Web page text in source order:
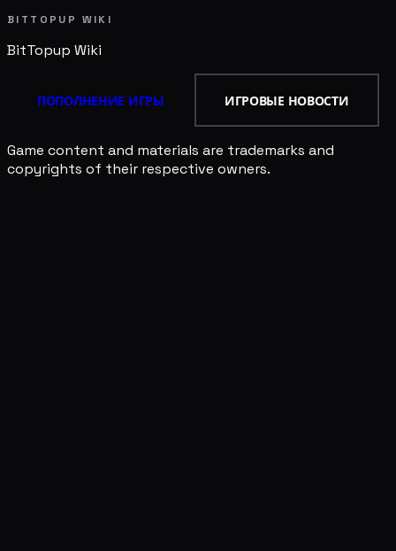
BITTOPUP WIKI
BitTopup Wiki
ПОПОЛНЕНИЕ ИГРЫ ИГРОВЫЕ НОВОСТИ
Game content and materials are trademarks and
copyrights of their respective owners.